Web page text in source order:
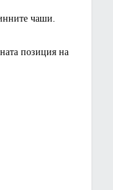
чаши.
позиция на